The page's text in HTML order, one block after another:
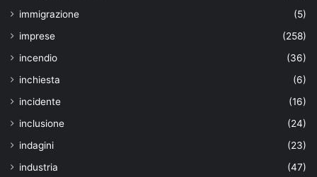
immigrazione
(5)
imprese
(258)
incendio
(36)
inchiesta
(6)
incidente
(16)
inclusione
(24)
indagini
(23)
industria
(47)